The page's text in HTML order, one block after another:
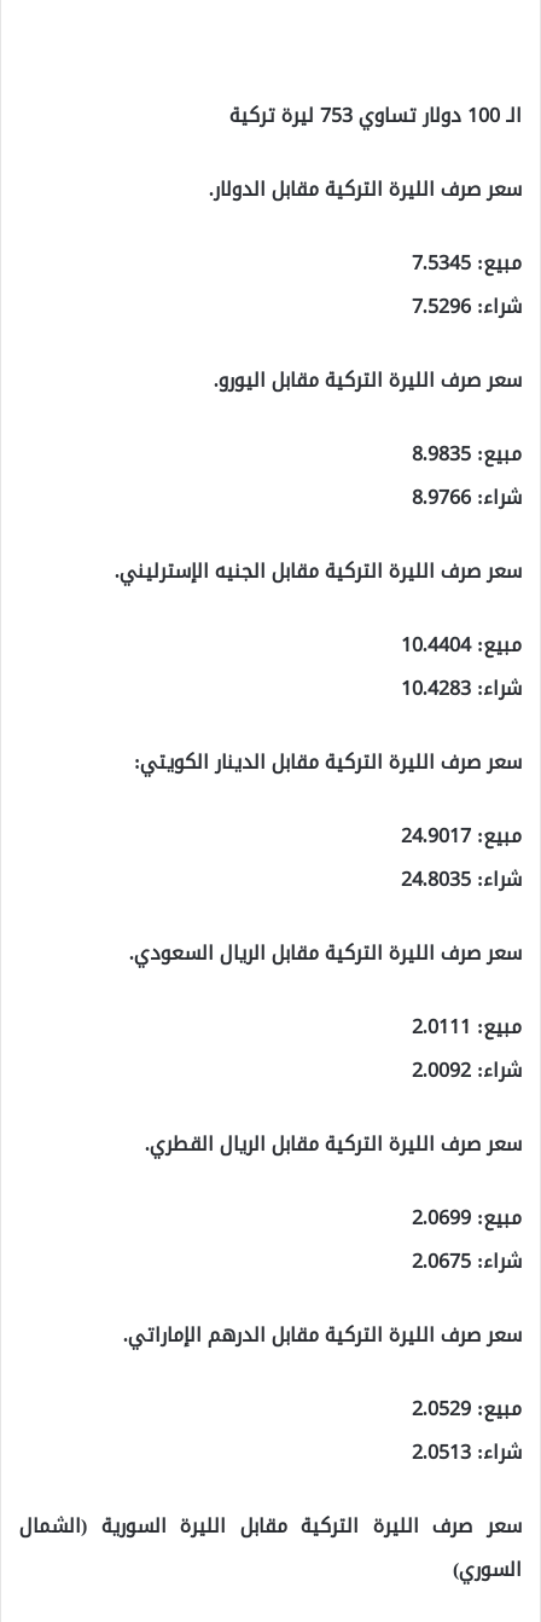
الـ 100 دولار تساوي 753 ليرة تركية
سعر صرف الليرة التركية مقابل الدولار.
مبيع: 7.5345
شراء: 7.5296
سعر صرف الليرة التركية مقابل اليورو.
مبيع: 8.9835
شراء: 8.9766
سعر صرف الليرة التركية مقابل الجنيه الإسترليني.
مبيع: 10.4404
شراء: 10.4283
سعر صرف الليرة التركية مقابل الدينار الكويتي:
مبيع: 24.9017
شراء: 24.8035
سعر صرف الليرة التركية مقابل الريال السعودي.
مبيع: 2.0111
شراء: 2.0092
سعر صرف الليرة التركية مقابل الريال القطري.
مبيع: 2.0699
شراء: 2.0675
سعر صرف الليرة التركية مقابل الدرهم الإماراتي.
مبيع: 2.0529
شراء: 2.0513
سعر صرف الليرة التركية مقابل الليرة السورية (الشمال
السوري)